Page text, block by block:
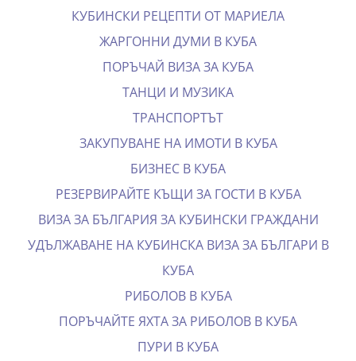
КУБИНСКИ РЕЦЕПТИ ОТ МАРИЕЛА
ЖАРГОННИ ДУМИ В КУБА
ПОРЪЧАЙ ВИЗА ЗА КУБА
ТАНЦИ И МУЗИКА
ТРАНСПОРТЪТ
ЗАКУПУВАНЕ НА ИМОТИ В КУБА
БИЗНЕС В КУБА
РЕЗЕРВИРАЙТЕ КЪЩИ ЗА ГОСТИ В КУБА
ВИЗА ЗА БЪЛГАРИЯ ЗА КУБИНСКИ ГРАЖДАНИ
УДЪЛЖАВАНЕ НА КУБИНСКА ВИЗА ЗА БЪЛГАРИ В
КУБА
РИБОЛОВ В КУБА
ПОРЪЧАЙТЕ ЯХТА ЗА РИБОЛОВ В КУБА
ПУРИ В КУБА